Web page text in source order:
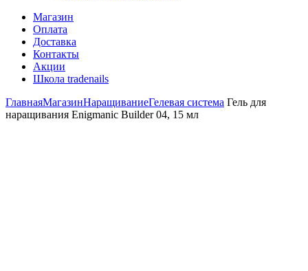
Магазин
Оплата
Доставка
Контакты
Акции
Школа tradenails
ГлавнаяМагазинНаращиваниеГелевая система Гель для
наращивания Enigmanic Builder 04, 15 мл